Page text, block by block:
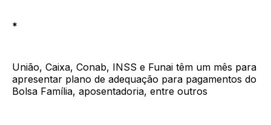
*
União, Caixa, Conab, INSS e Funai têm um mês para
apresentar plano de adequação para pagamentos do
Bolsa Família, aposentadoria, entre outros